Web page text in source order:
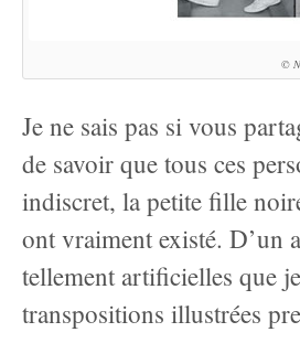
©
Je ne sais pas si vous
de savoir que tous ces
indiscret, la petite fille
ont vraiment existé. D’un
tellement artificielles que
transpositions illustrées